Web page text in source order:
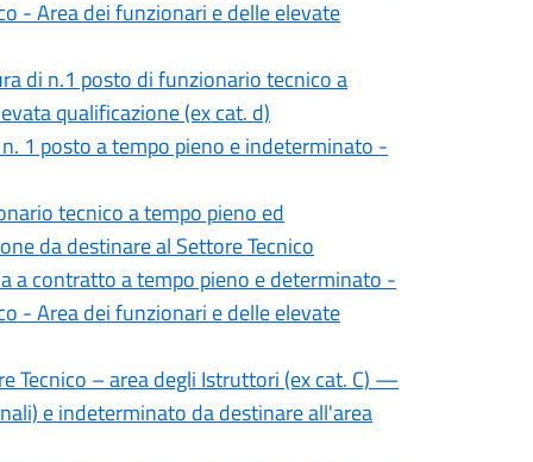
- Area dei funzionari e delle elevate
di n.1 posto di funzionario tecnico a
qualificazione (ex cat. d)
1 posto a tempo pieno e indeterminato -
tecnico a tempo pieno ed
da destinare al Settore Tecnico
a contratto a tempo pieno e determinato -
- Area dei funzionari e delle elevate
Tecnico – area degli Istruttori (ex cat. C) —
e indeterminato da destinare all'area